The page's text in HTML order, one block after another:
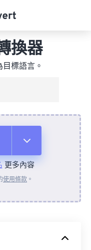
換器
標語言。
硬碟
更多內容
使用條款 。